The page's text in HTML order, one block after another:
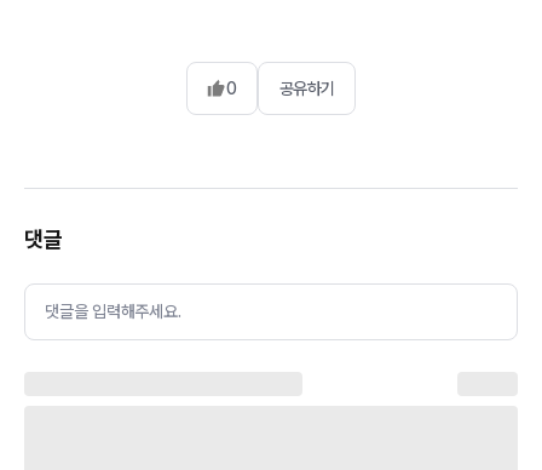
0 공유하기
댓글
댓글을 입력해주세요.